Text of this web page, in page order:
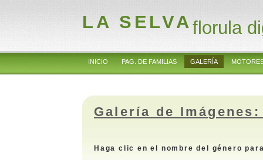
LA SELVAflorula
INICIO PAG. DE FAMILIAS GALERÍA
Galería de
Haga clic en el nombre del género